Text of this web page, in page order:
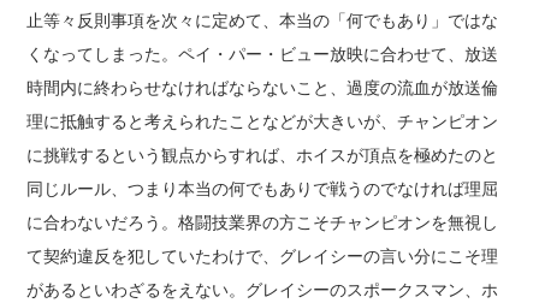
止等々反則事項を次々に定めて、本当の「何でもあり」ではな
くなってしまった。ペイ・パー・ビュー放映に合わせて、放送
時間内に終わらせなければならないこと、過度の流血が放送倫
理に抵触すると考えられたことなどが大きいが、チャンピオン
に挑戦するという観点からすれば、ホイスが頂点を極めたのと
同じルール、つまり本当の何でもありで戦うのでなければ理屈
に合わないだろう。格闘技業界の方こそチャンピオンを無視し
て契約違反を犯していたわけで、グレイシーの言い分にこそ理
があるといわざるをえない。グレイシーのスポークスマン、ホ